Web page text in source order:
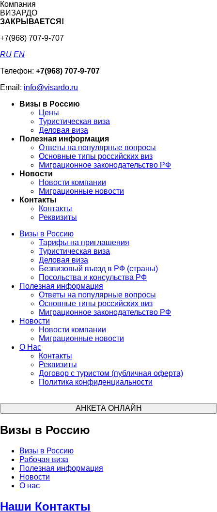
Компания
ВИЗАРДО
ЗАКРЫВАЕТСЯ!
+7(968) 707-9-707
RU EN
Телефон: +7(968) 707-9-707
Email: info@visardo.ru
Визы в Россию
Цены
Туристическая виза
Деловая виза
Полезная информация
Ответы на популярные вопросы
Основные типы российских виз
Миграционное законодательство РФ
Новости
Новости компании
Миграционные новости
Контакты
Контакты
Реквизиты
Визы в Россию
Тарифы на приглашения
Туристическая виза
Деловая виза
Безвизовый въезд в РФ (страны)
Посольства и консульства РФ
Полезная информация
Ответы на популярные вопросы
Основные типы российских виз
Миграционное законодательство РФ
Новости
Новости компании
Миграционные новости
О Нас
Контакты
Реквизиты
Договор с туристом (публичная оферта)
Политика конфиденциальности
АНКЕТА ОНЛАЙН
Визы в Россию
Визы в Россию
Рабочая виза
Полезная информация
Новости
О нас
Наши Контакты